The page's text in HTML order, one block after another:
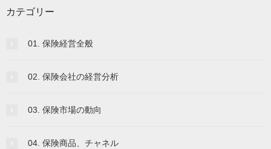
カテゴリー
01. 保険経営全般
02. 保険会社の経営分析
03. 保険市場の動向
04. 保険商品、チャネル